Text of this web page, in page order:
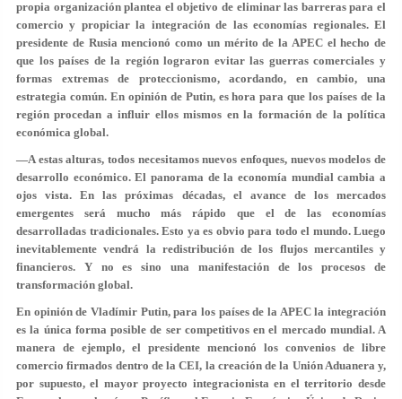
propia organización plantea el objetivo de eliminar las barreras para el
comercio y propiciar la integración de las economías regionales. El
presidente de Rusia mencionó como un mérito de la APEC el hecho de
que los países de la región lograron evitar las guerras comerciales y
formas extremas de proteccionismo, acordando, en cambio, una
estrategia común. En opinión de Putin, es hora para que los países de la
región procedan a influir ellos mismos en la formación de la política
económica global.
—A estas alturas, todos necesitamos nuevos enfoques, nuevos modelos de
desarrollo económico. El panorama de la economía mundial cambia a
ojos vista. En las próximas décadas, el avance de los mercados
emergentes será mucho más rápido que el de las economías
desarrolladas tradicionales. Esto ya es obvio para todo el mundo. Luego
inevitablemente vendrá la redistribución de los flujos mercantiles y
financieros. Y no es sino una manifestación de los procesos de
transformación global.
En opinión de Vladímir Putin, para los países de la APEC la integración
es la única forma posible de ser competitivos en el mercado mundial. A
manera de ejemplo, el presidente mencionó los convenios de libre
comercio firmados dentro de la CEI, la creación de la Unión Aduanera y,
por supuesto, el mayor proyecto integracionista en el territorio desde